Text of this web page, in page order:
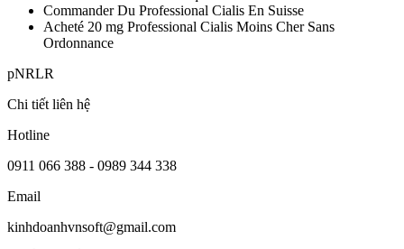
Commander Du Professional Cialis En Suisse
Acheté 20 mg Professional Cialis Moins Cher Sans
Ordonnance
pNRLR
Chi tiết liên hệ
Hotline
0911 066 388 - 0989 344 338
Email
kinhdoanhvnsoft@gmail.com